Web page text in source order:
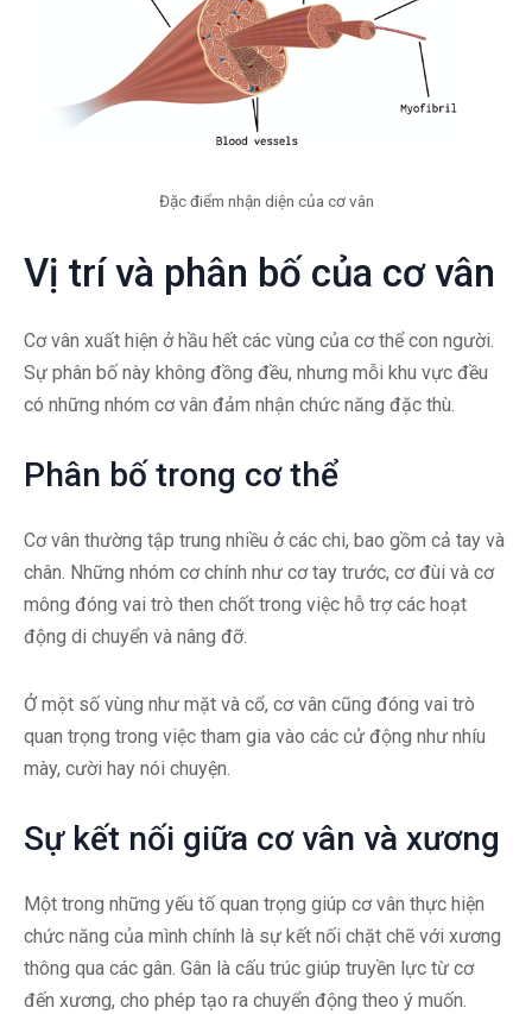
Đặc điểm nhận diện của cơ vân
Vị trí và phân bố của cơ vân
Cơ vân xuất hiện ở hầu hết các vùng của cơ thể con người.
Sự phân bố này không đồng đều, nhưng mỗi khu vực đều
có những nhóm cơ vân đảm nhận chức năng đặc thù.
Phân bố trong cơ thể
Cơ vân thường tập trung nhiều ở các chi, bao gồm cả tay và
chân. Những nhóm cơ chính như cơ tay trước, cơ đùi và cơ
mông đóng vai trò then chốt trong việc hỗ trợ các hoạt
động di chuyển và nâng đỡ.
Ở một số vùng như mặt và cổ, cơ vân cũng đóng vai trò
quan trọng trong việc tham gia vào các cử động như nhíu
mày, cười hay nói chuyện.
Sự kết nối giữa cơ vân và xương
Một trong những yếu tố quan trọng giúp cơ vân thực hiện
chức năng của mình chính là sự kết nối chặt chẽ với xương
thông qua các gân. Gân là cấu trúc giúp truyền lực từ cơ
đến xương, cho phép tạo ra chuyển động theo ý muốn.